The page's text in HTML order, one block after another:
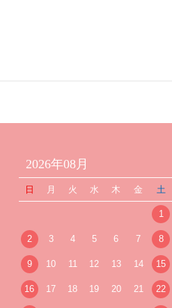
2026年08月
日 月 火 水 木 金 土
1
2 3 4 5 6 7 8
9 10 11 12 13 14 15
16 17 18 19 20 21 22